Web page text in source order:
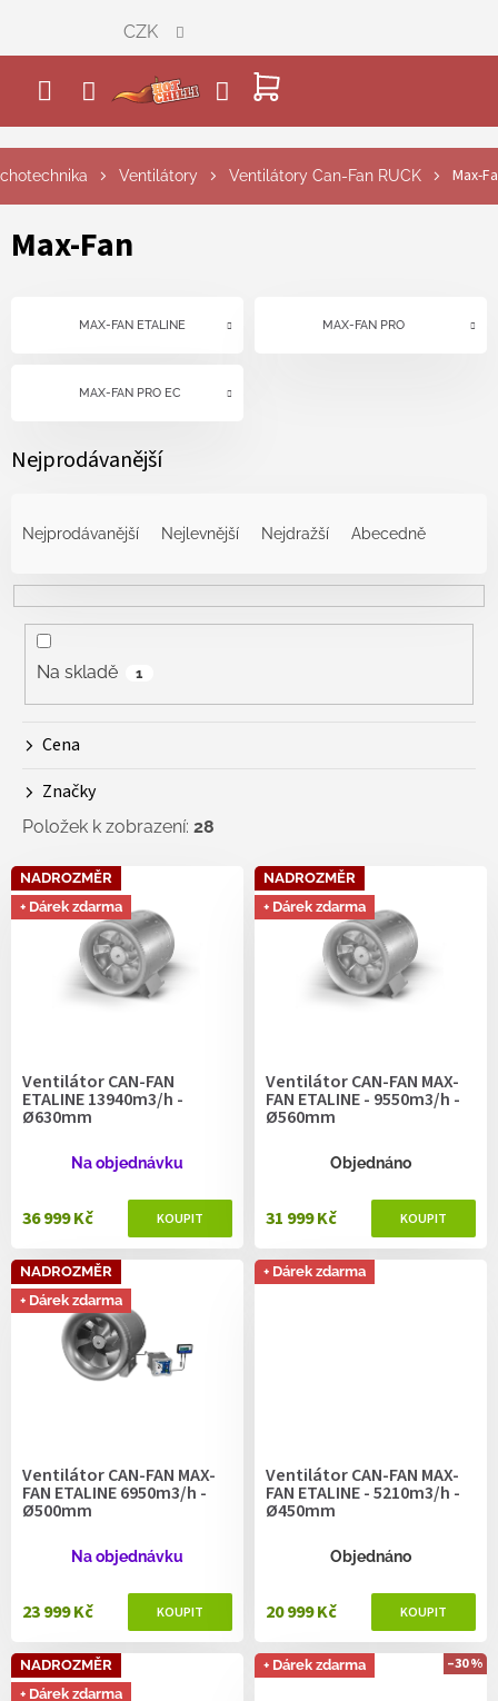
obsah
NÁKUPNÍ
KOŠÍK
CZK
Ventilátory Ventilátory Can-Fan RUCK Max-
Max-Fan
MAX-FAN ETALINE MAX-FAN PRO
MAX-FAN PRO EC
Nejprodávanější
e
n
Nejprodávanější Nejlevnější Nejdražší Abecedně
Na skladě 1
Cena
Značky
Položek k zobrazení: 28
V
ý
p
NADROZMĚR
+ Dárek zdarma
Ventilátor CAN-FAN
ETALINE 13940m3/h -
Ø630mm
Na objednávku
36 999 Kč
NADROZMĚR
+ Dárek zdarma
Ventilátor CAN-FAN MAX-
FAN ETALINE - 9550m3/h -
Ø560mm
Objednáno
31 999 Kč
NADROZMĚR
+ Dárek zdarma
Ventilátor CAN-FAN MAX-
FAN ETALINE 6950m3/h -
Ø500mm
Na objednávku
23 999 Kč
+ Dárek zdarma
Ventilátor CAN-FAN MAX-
FAN ETALINE - 5210m3/h -
Ø450mm
Objednáno
20 999 Kč
NADROZMĚR
+ Dárek zdarma
+ Dárek zdarma –30 %